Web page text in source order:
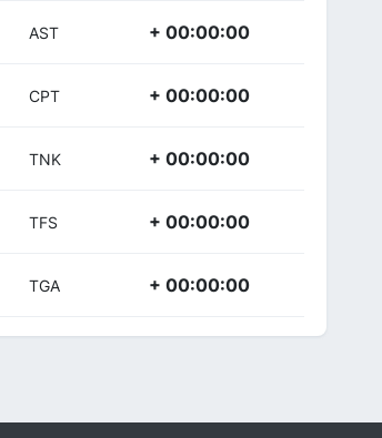
AST + 00:00:00
CPT + 00:00:00
TNK + 00:00:00
TFS + 00:00:00
TGA + 00:00:00